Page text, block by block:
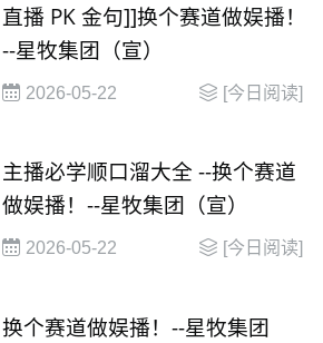
直播 PK 金句]]换个赛道做娱播！
--星牧集团（宣）
2026-05-22 [今日阅读]
主播必学顺口溜大全 --换个赛道
做娱播！--星牧集团（宣）
2026-05-22 [今日阅读]
换个赛道做娱播！--星牧集团